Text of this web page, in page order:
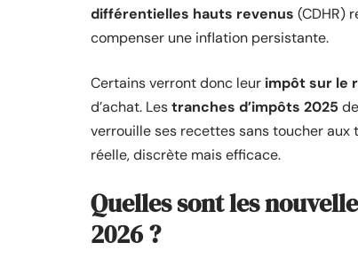
différentielles hauts revenus (CDHR)
compenser une inflation persistante.
Certains verront donc leur impôt sur le
d’achat. Lestranches d’impôts 2025
verrouille ses recettes sans toucher
réelle, discrète mais efficace.
Quelles sont les
2026 ?